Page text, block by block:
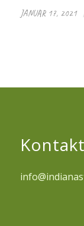
JANUAR 17, 2021
Kontakt